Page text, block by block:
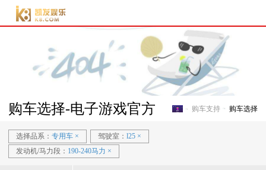
电子游戏官方-电子游
购车选择-电子游戏官方 购车支持 购车选择
选择品系： 专用车 × 驾驶室： l25 ×
发动机/马力段： 190-240马力 ×